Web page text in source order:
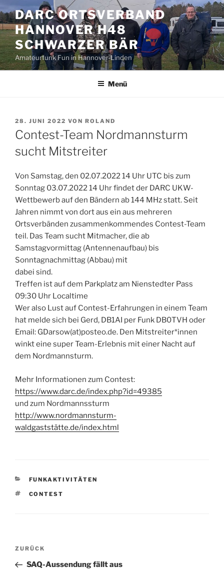
Zum
Inhalt
springen
DARC ORTSVERBAND
HANNOVER H48
SCHWARZER BÄR
Amateurfunk Fun in Hannover-Linden
Menü
VERÖFFENTLICHT
AM
28. JUNI 2022 VON ROLAND
Contest-Team Nordmannsturm
sucht Mitstreiter
Von Samstag, den 02.07.2022 14 Uhr UTC bis zum
Sonntag 03.07.2022 14 Uhr findet der DARC UKW-
Wettbewerb auf den Bändern ab 144 MHz statt. Seit
Jahren nimmt von dort aus ein aus mehreren
Ortsverbänden zusammenkommendes Contest-Team
teil. Das Team sucht Mitmacher, die ab
Samstagvormittag (Antennenaufbau) bis
Sonntagnachmittag (Abbau) mit
dabei sind.
Treffen ist auf dem Parkplatz am Nienstedter Pass
09:30 Uhr Localtime
Wer also Lust auf Contest-Erfahrungen in einem Team
hat melde sich bei Gerd, DB1AI per Funk DB0TVH oder
Email: GDarsow(at)posteo.de. Den Mitstreiter*innen
winkt eine super Team-Erlebnis mit einer Nacht auf
dem Nordmannsturm.
Mehr Informationen zum Contest:
https://www.darc.de/index.php?id=49385
und zum Nordmannssturm
http://www.nordmannsturm-
waldgaststätte.de/index.html
KATEGORIEN
FUNKAKTIVITÄTEN
SCHLAGWÖRTER
CONTEST
Beitrags-
Vorheriger
Beitrag
ZURÜCK
SAQ-Aussendung fällt aus